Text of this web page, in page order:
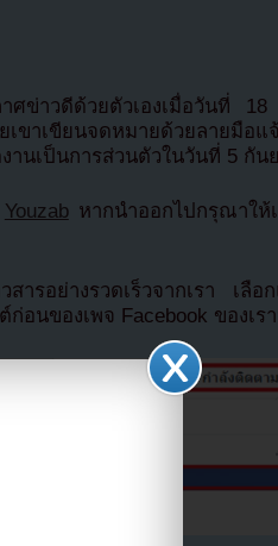
ศข่าวดีด้วยตัวเองเมื่อวันที่
ขาเขียนจดหมายด้วยลายมือแ
านเป็นการส่วนตัวในวันที่ 5 กัน
Youzabหากนำออกไปกรุณาให้
สารอย่างรวดเร็วจากเรา เลื
ก่อนของเพจ Facebook ของเร